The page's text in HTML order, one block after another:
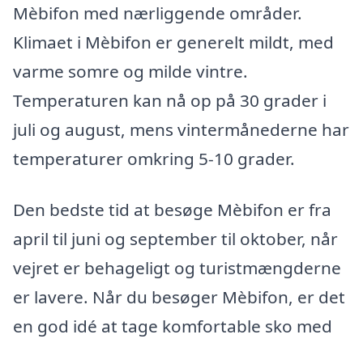
Mèbifon med nærliggende områder.
Klimaet i Mèbifon er generelt mildt, med
varme somre og milde vintre.
Temperaturen kan nå op på 30 grader i
juli og august, mens vintermånederne har
temperaturer omkring 5-10 grader.
Den bedste tid at besøge Mèbifon er fra
april til juni og september til oktober, når
vejret er behageligt og turistmængderne
er lavere. Når du besøger Mèbifon, er det
en god idé at tage komfortable sko med